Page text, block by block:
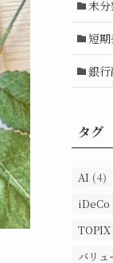
未分
短
銀
タグ
AI (4)
iDeCo
TOPIX
バリュ